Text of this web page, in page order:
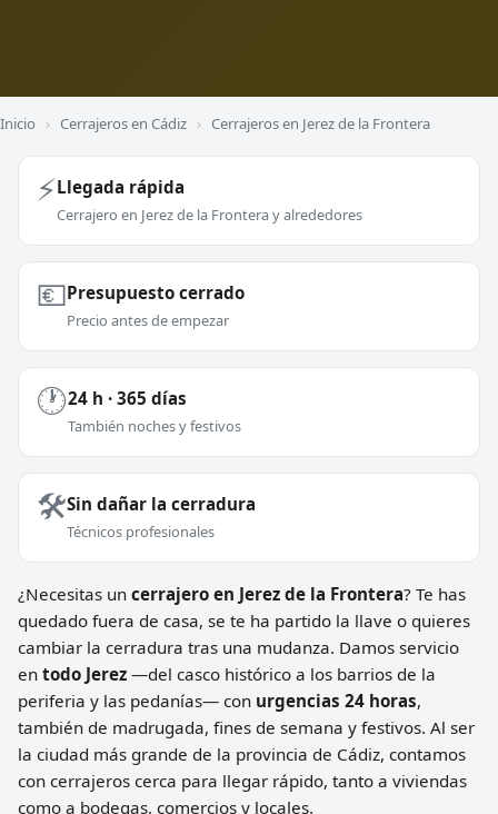
Inicio › Cerrajeros en Cádiz › Cerrajeros en Jerez de la Frontera
⚡Llegada rápida
Cerrajero en Jerez de la Frontera y alrededores
💶Presupuesto cerrado
Precio antes de empezar
🕐24 h · 365 días
También noches y festivos
🛠️Sin dañar la cerradura
Técnicos profesionales
¿Necesitas un cerrajero en Jerez de la Frontera? Te has
quedado fuera de casa, se te ha partido la llave o quieres
cambiar la cerradura tras una mudanza. Damos servicio
en todo Jerez —del casco histórico a los barrios de la
periferia y las pedanías— con urgencias 24 horas,
también de madrugada, fines de semana y festivos. Al ser
la ciudad más grande de la provincia de Cádiz, contamos
con cerrajeros cerca para llegar rápido, tanto a viviendas
como a bodegas, comercios y locales.